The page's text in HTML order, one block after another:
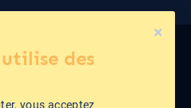
des
vous acceptez
©2026